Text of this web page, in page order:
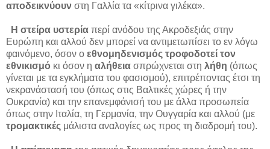
αποδεικνύουν στη Γαλλία τα «κίτρινα γιλέκα».
Η στείρα υστερία περί ανόδου της Ακροδεξιάς στην
Ευρώπη και αλλού δεν μπορεί να αντιμετωπίσει το εν λόγω
φαινόμενο, όσον ο εθνομηδενισμός τροφοδοτεί τον
εθνικισμό κι όσον η αλήθεια σπρώχνεται στη λήθη (όπως
γίνεται με τα εγκλήματα του φασισμού), επιτρέποντας έτσι τη
νεκρανάστασή του (όπως στις Βαλτικές χώρες ή την
Ουκρανία) και την επανεμφάνισή του με άλλα προσωπεία
όπως στην Ιταλία, τη Γερμανία, την Ουγγαρία και αλλού (με
τρομακτικές μάλιστα αναλογίες ως προς τη διαδρομή του).